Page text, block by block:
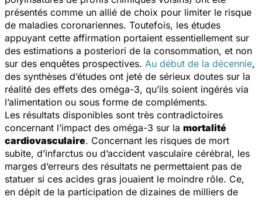
présentés comme un allié de choix pour limiter le risque
de maladies coronariennes. Toutefois, les études
appuyant cette affirmation portaient essentiellement sur
des estimations a posteriori de la consommation, et non
sur des enquêtes prospectives. Au début de la décennie,
des synthèses d’études ont jeté de sérieux doutes sur la
réalité des effets des oméga-3, qu’ils soient ingérés via
l’alimentation ou sous forme de compléments.
Les résultats disponibles sont très contradictoires
concernant l’impact des oméga-3 sur la mortalité
cardiovasculaire. Concernant les risques de mort
subite, d’infarctus ou d’accident vasculaire cérébral, les
marges d’erreurs des résultats ne permettaient pas de
statuer si ces acides gras jouaient le moindre rôle. Ce,
en dépit de la participation de dizaines de milliers de